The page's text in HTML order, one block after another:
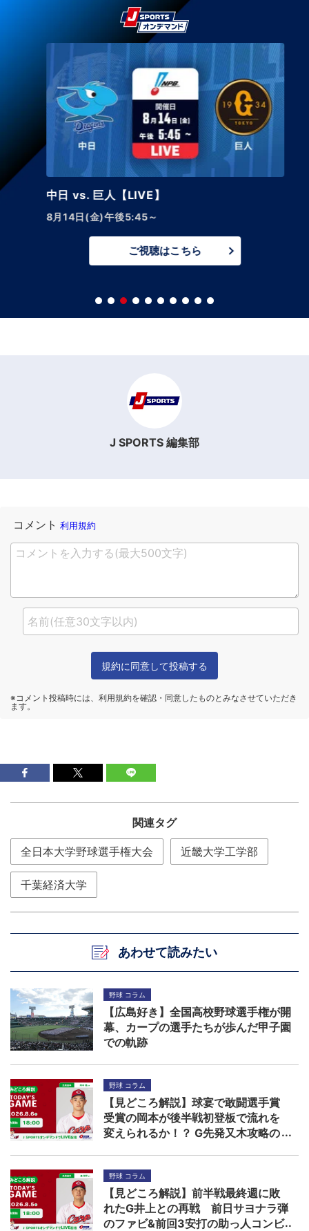
中日 vs. 巨人【LIVE】
8月14日(金)午後5:45～
ご視聴はこちら
J SPORTS 編集部
関連タグ
全日本大学野球選手権大会 近畿大学工学部
千葉経済大学
あわせて読みたい
野球 コラム
【広島好き】全国高校野球選手権が開
幕、カープの選手たちが歩んだ甲子園
での軌跡
野球 コラム
【見どころ解説】球宴で敢闘選手賞
受賞の岡本が後半戦初登板で流れを
変えられるか！？ G先発又木攻略の
野球 コラム
【見どころ解説】前半戦最終週に敗
れたG井上との再戦 前日サヨナラ弾
のファビ&前回3安打の助っ人コンビ